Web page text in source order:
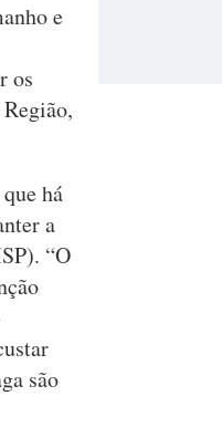
e
os
há
a
“O
são